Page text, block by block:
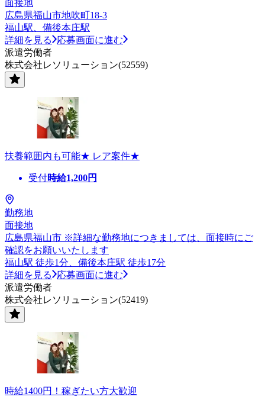
面接地
広島県福山市地吹町18-3
福山駅、備後本庄駅
詳細を見る
応募画面に進む
派遣労働者
株式会社レソリューション(52559)
扶養範囲内も可能★ レア案件★
受付時給1,200円
勤務地
面接地
広島県福山市 ※詳細な勤務地につきましては、面接時にご
確認をお願いいたします
福山駅 徒歩1分、備後本庄駅 徒歩17分
詳細を見る
応募画面に進む
派遣労働者
株式会社レソリューション(52419)
時給1400円！稼ぎたい方大歓迎